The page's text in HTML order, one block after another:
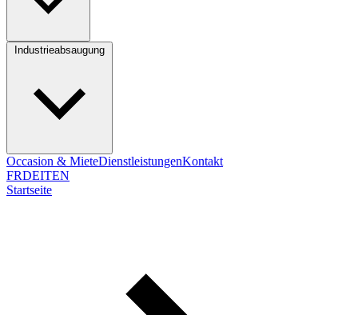
Occasion & MieteDienstleistungenKontakt
FRDEITEN
Startseite